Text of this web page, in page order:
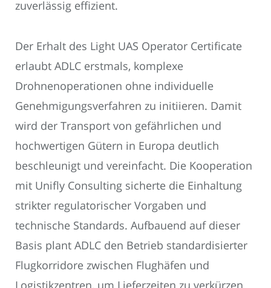
zuverlässig effizient.
Der Erhalt des Light UAS Operator Certificate
erlaubt ADLC erstmals, komplexe
Drohnenoperationen ohne individuelle
Genehmigungsverfahren zu initiieren. Damit
wird der Transport von gefährlichen und
hochwertigen Gütern in Europa deutlich
beschleunigt und vereinfacht. Die Kooperation
mit Unifly Consulting sicherte die Einhaltung
strikter regulatorischer Vorgaben und
technische Standards. Aufbauend auf dieser
Basis plant ADLC den Betrieb standardisierter
Flugkorridore zwischen Flughäfen und
Logistikzentren, um Lieferzeiten zu verkürzen